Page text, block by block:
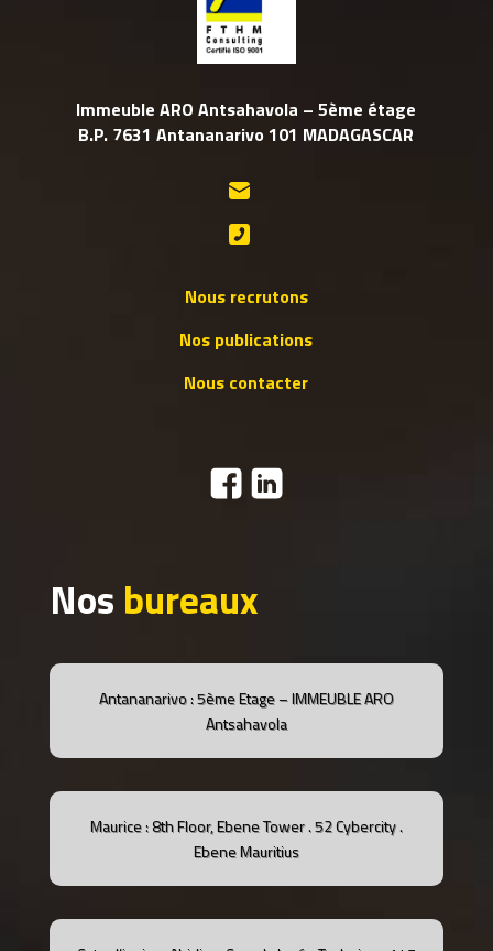
Immeuble ARO Antsahavola – 5ème étage
B.P. 7631 Antananarivo 101 MADAGASCAR
Nous recrutons
Nos publications
Nous contacter
Nos bureaux
Antananarivo : 5ème Etage – IMMEUBLE ARO
Antsahavola
Maurice : 8th Floor, Ebene Tower .52 Cybercity .
EbeneMauritius